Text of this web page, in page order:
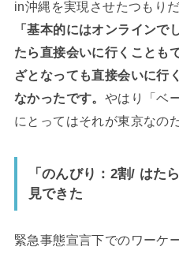
in沖縄を実現させたつもり
「基本的にはオンラインで
たら直接会いに行くことも
ざとなっても直接会いに行
なかったです。 やはり「ベ
にとってはそれが東京なの
「のんびり：2割/ はた
見できた
緊急事態宣言下でのワーケ